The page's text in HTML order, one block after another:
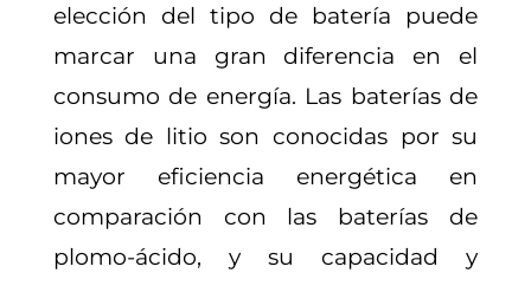
elección del tipo de batería puede
marcar una gran diferencia en el
consumo de energía. Las baterías de
iones de litio son conocidas por su
mayor eficiencia energética en
comparación con las baterías de
plomo-ácido, y su capacidad y